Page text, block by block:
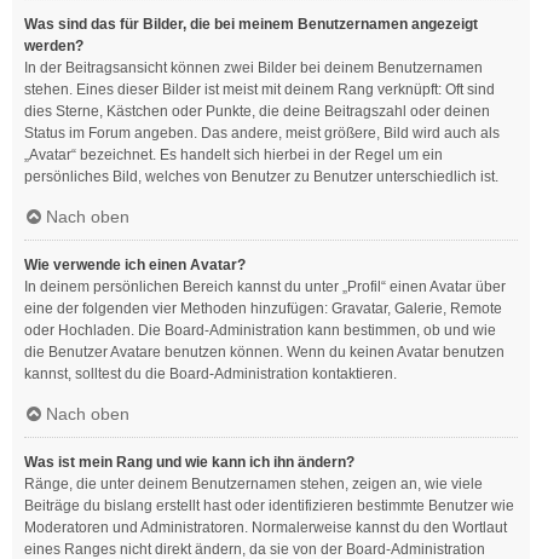
Was sind das für Bilder, die bei meinem Benutzernamen angezeigt
werden?
In der Beitragsansicht können zwei Bilder bei deinem Benutzernamen
stehen. Eines dieser Bilder ist meist mit deinem Rang verknüpft: Oft sind
dies Sterne, Kästchen oder Punkte, die deine Beitragszahl oder deinen
Status im Forum angeben. Das andere, meist größere, Bild wird auch als
„Avatar“ bezeichnet. Es handelt sich hierbei in der Regel um ein
persönliches Bild, welches von Benutzer zu Benutzer unterschiedlich ist.
Nach oben
Wie verwende ich einen Avatar?
In deinem persönlichen Bereich kannst du unter „Profil“ einen Avatar über
eine der folgenden vier Methoden hinzufügen: Gravatar, Galerie, Remote
oder Hochladen. Die Board-Administration kann bestimmen, ob und wie
die Benutzer Avatare benutzen können. Wenn du keinen Avatar benutzen
kannst, solltest du die Board-Administration kontaktieren.
Nach oben
Was ist mein Rang und wie kann ich ihn ändern?
Ränge, die unter deinem Benutzernamen stehen, zeigen an, wie viele
Beiträge du bislang erstellt hast oder identifizieren bestimmte Benutzer wie
Moderatoren und Administratoren. Normalerweise kannst du den Wortlaut
eines Ranges nicht direkt ändern, da sie von der Board-Administration